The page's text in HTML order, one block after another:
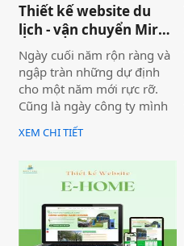
Thiết kế website du
lịch - vận chuyển Mira
tour Mũi Né
Ngày cuối năm rộn ràng và
ngập tràn những dự định
cho một năm mới rực rỡ.
Cũng là ngày công ty mình
bàn giao dự án thiết kế
website Mira Tour Mũi Né –
du lịch và thuê xe
XEM CHI TIẾT